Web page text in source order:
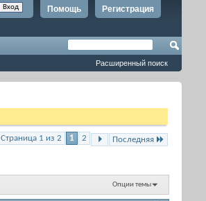
Регистрация
Помощь
Расширенный поиск
Страница 1 из 2 1 2 Последняя
Опции темы